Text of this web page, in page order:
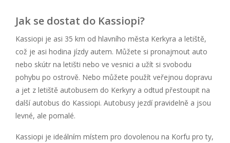
Jak se dostat do Kassiopi?
Kassiopi je asi 35 km od hlavního města Kerkyra a letiště,
což je asi hodina jízdy autem. Můžete si pronajmout auto
nebo skútr na letišti nebo ve vesnici a užít si svobodu
pohybu po ostrově. Nebo můžete použít veřejnou dopravu
a jet z letiště autobusem do Kerkyry a odtud přestoupit na
další autobus do Kassiopi. Autobusy jezdí pravidelně a jsou
levné, ale pomalé.
Kassiopi je ideálním místem pro dovolenou na Korfu pro ty,